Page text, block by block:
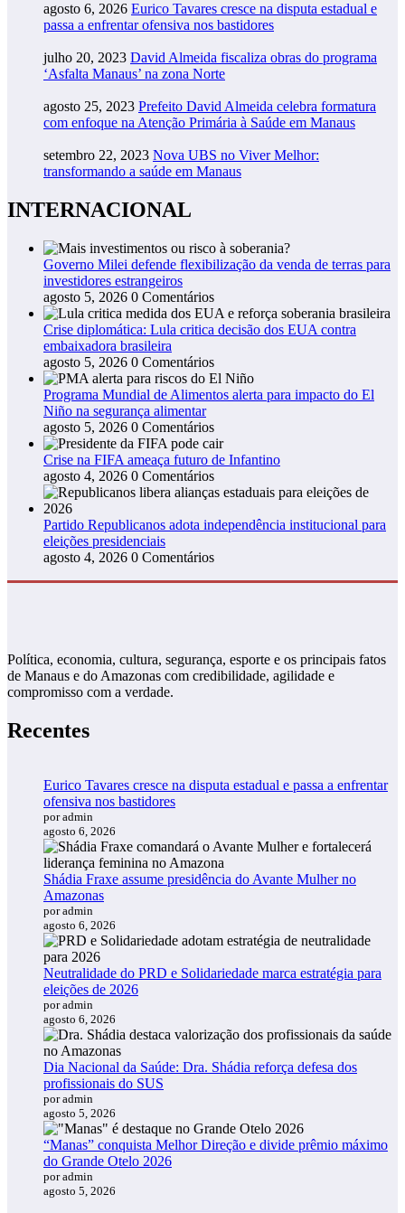
agosto 6, 2026 Eurico Tavares cresce na disputa estadual e
passa a enfrentar ofensiva nos bastidores
julho 20, 2023 David Almeida fiscaliza obras do programa
‘Asfalta Manaus’ na zona Norte
agosto 25, 2023 Prefeito David Almeida celebra formatura
com enfoque na Atenção Primária à Saúde em Manaus
setembro 22, 2023 Nova UBS no Viver Melhor:
transformando a saúde em Manaus
INTERNACIONAL
Governo Milei defende flexibilização da venda de terras para
investidores estrangeiros
agosto 5, 2026 0 Comentários
Crise diplomática: Lula critica decisão dos EUA contra
embaixadora brasileira
agosto 5, 2026 0 Comentários
Programa Mundial de Alimentos alerta para impacto do El
Niño na segurança alimentar
agosto 5, 2026 0 Comentários
Crise na FIFA ameaça futuro de Infantino
agosto 4, 2026 0 Comentários
Partido Republicanos adota independência institucional para
eleições presidenciais
agosto 4, 2026 0 Comentários
Política, economia, cultura, segurança, esporte e os principais fatos
de Manaus e do Amazonas com credibilidade, agilidade e
compromisso com a verdade.
Recentes
Eurico Tavares cresce na disputa estadual e passa a enfrentar
ofensiva nos bastidores
por admin
agosto 6, 2026
Shádia Fraxe assume presidência do Avante Mulher no
Amazonas
por admin
agosto 6, 2026
Neutralidade do PRD e Solidariedade marca estratégia para
eleições de 2026
por admin
agosto 6, 2026
Dia Nacional da Saúde: Dra. Shádia reforça defesa dos
profissionais do SUS
por admin
agosto 5, 2026
“Manas” conquista Melhor Direção e divide prêmio máximo
do Grande Otelo 2026
por admin
agosto 5, 2026